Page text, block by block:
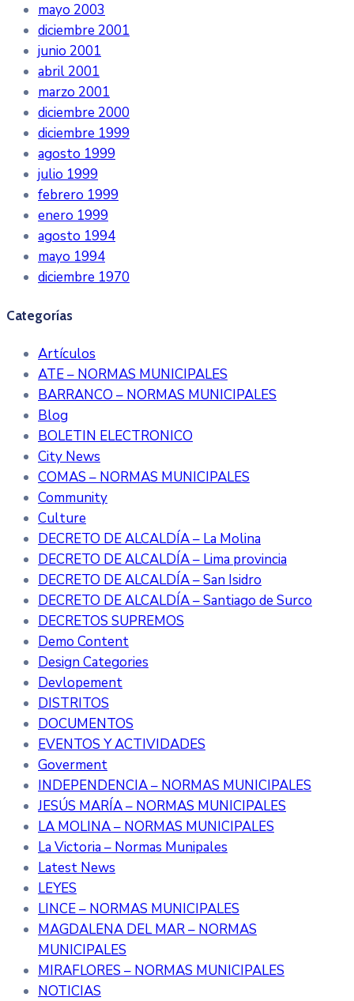
mayo 2003
diciembre 2001
junio 2001
abril 2001
marzo 2001
diciembre 2000
diciembre 1999
agosto 1999
julio 1999
febrero 1999
enero 1999
agosto 1994
mayo 1994
diciembre 1970
Categorías
Artículos
ATE – NORMAS MUNICIPALES
BARRANCO – NORMAS MUNICIPALES
Blog
BOLETIN ELECTRONICO
City News
COMAS – NORMAS MUNICIPALES
Community
Culture
DECRETO DE ALCALDÍA – La Molina
DECRETO DE ALCALDÍA – Lima provincia
DECRETO DE ALCALDÍA – San Isidro
DECRETO DE ALCALDÍA – Santiago de Surco
DECRETOS SUPREMOS
Demo Content
Design Categories
Devlopement
DISTRITOS
DOCUMENTOS
EVENTOS Y ACTIVIDADES
Goverment
INDEPENDENCIA – NORMAS MUNICIPALES
JESÚS MARÍA – NORMAS MUNICIPALES
LA MOLINA – NORMAS MUNICIPALES
La Victoria – Normas Munipales
Latest News
LEYES
LINCE – NORMAS MUNICIPALES
MAGDALENA DEL MAR – NORMAS
MUNICIPALES
MIRAFLORES – NORMAS MUNICIPALES
NOTICIAS